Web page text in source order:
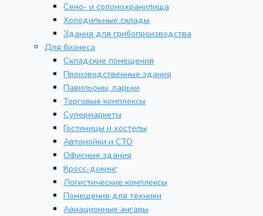
Сено- и соломохранилища
Холодильные склады
Здания для грибопроизводства
Для бизнеса
Складские помещения
Производственные здания
Павильоны, ларьки
Торговые комплексы
Супермаркеты
Гостиницы и хостелы
Автомойки и СТО
Офисные здания
Кросс-докинг
Логистические комплексы
Помещения для техники
Авиационные ангары